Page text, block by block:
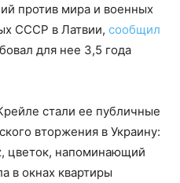
против мира и военных
СССР в Латвии, сообщил
для нее 3,5 года
стали ее публичные
вторжения в Украину:
цветок, напоминающий
в окнах квартиры